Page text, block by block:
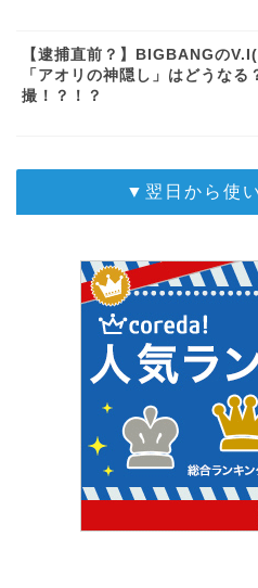
【逮捕直前？】BIGBANGの
「アオリの神隠し」はどうな
撮！？！？
▼翌日から使